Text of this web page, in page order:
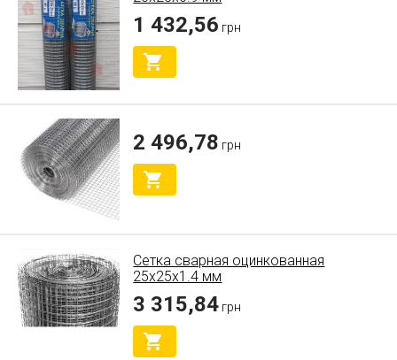
1 432,56 грн
2 496,78 грн
Сетка сварная оцинкованная
25x25x1.4 мм
3 315,84 грн